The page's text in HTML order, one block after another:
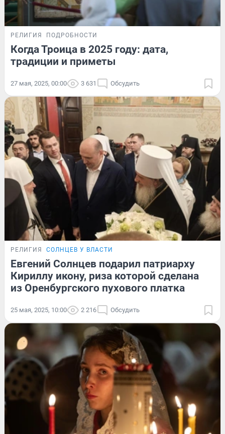
РЕЛИГИЯ ПОДРОБНОСТИ
Когда Троица в 2025 году: дата,
традиции и приметы
27 мая, 2025, 00:00 3 631 Обсудить
РЕЛИГИЯ СОЛНЦЕВ У ВЛАСТИ
Евгений Солнцев подарил патриарху
Кириллу икону, риза которой сделана
из Оренбургского пухового платка
25 мая, 2025, 10:00 2 216 Обсудить